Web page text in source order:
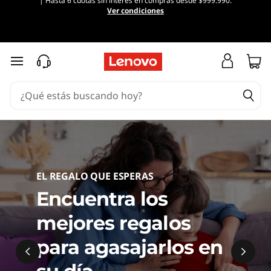
c
s
o
r
i
o
s
Ver condiciones
Ir al contenido principal
EL REGALO QUE ESPERAS
Encuentra los
mejores regalos
para agasajarlos en